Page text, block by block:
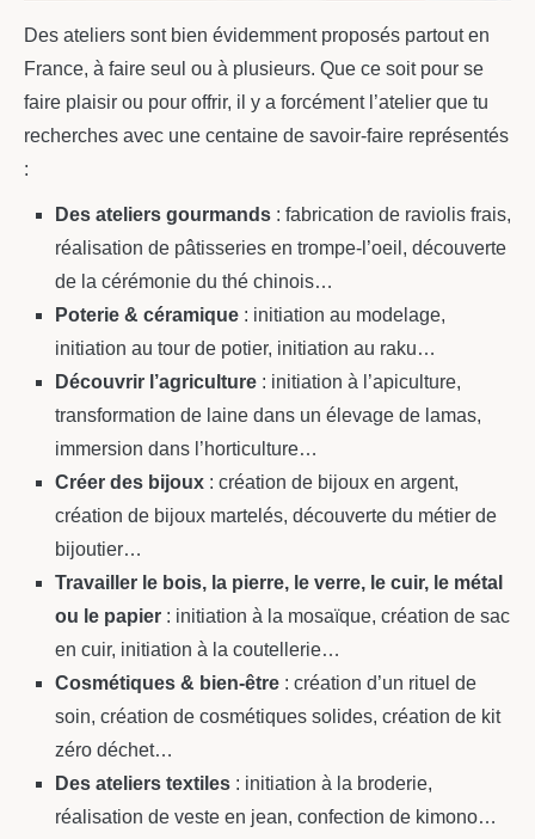
Des ateliers sont bien évidemment proposés partout en
France, à faire seul ou à plusieurs. Que ce soit pour se
faire plaisir ou pour offrir, il y a forcément l’atelier que tu
recherches avec une centaine de savoir-faire représentés
:
Des ateliers gourmands: fabrication de raviolis frais,
réalisation de pâtisseries en trompe-l’oeil, découverte
de la cérémonie du thé chinois…
Poterie & céramique: initiation au modelage,
initiation au tour de potier, initiation au raku…
Découvrir l’agriculture: initiation à l’apiculture,
transformation de laine dans un élevage de lamas,
immersion dans l’horticulture…
Créer des bijoux: création de bijoux en argent,
création de bijoux martelés, découverte du métier de
bijoutier…
Travailler le bois, la pierre, le verre, le cuir, le métal
ou le papier: initiation à la mosaïque, création de sac
en cuir, initiation à la coutellerie…
Cosmétiques & bien-être: création d’un rituel de
soin, création de cosmétiques solides, création de kit
zéro déchet…
Des ateliers textiles: initiation à la broderie,
réalisation de veste en jean, confection de kimono…